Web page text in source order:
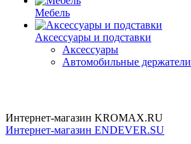
Мебель
Аксессуары и подставки
Аксессуары
Автомобильные держатели
Интернет-магазин KROMAX.RU
Интернет-магазин ENDEVER.SU